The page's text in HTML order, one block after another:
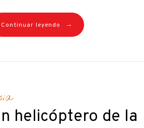
Continuar leyendo →
helicóptero de la